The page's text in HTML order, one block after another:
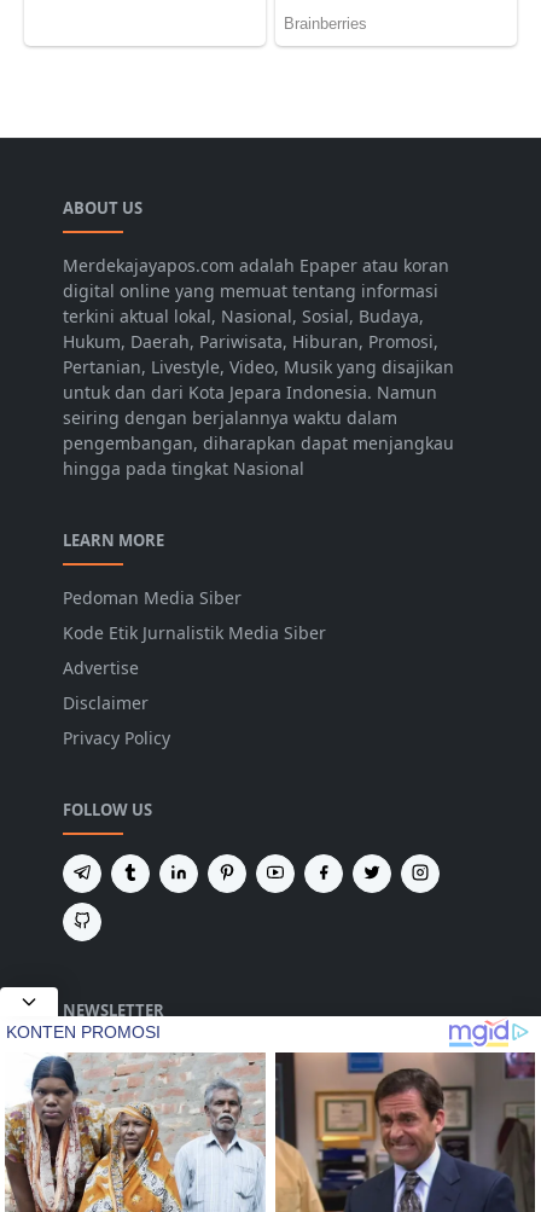
ABOUT US
Merdekajayapos.com adalah Epaper atau koran
digital online yang memuat tentang informasi
terkini aktual lokal, Nasional, Sosial, Budaya,
Hukum, Daerah, Pariwisata, Hiburan, Promosi,
Pertanian, Livestyle, Video, Musik yang disajikan
untuk dan dari Kota Jepara Indonesia. Namun
seiring dengan berjalannya waktu dalam
pengembangan, diharapkan dapat menjangkau
hingga pada tingkat Nasional
LEARN MORE
Pedoman Media Siber
Kode Etik Jurnalistik Media Siber
Advertise
Disclaimer
Privacy Policy
FOLLOW US
NEWSLETTER
Tetap terhubung untuk mendapatkan berita
terbaru dan pembaruan penting dari kami.